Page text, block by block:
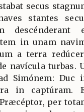
secus
stantes
descénderant
in unam
a terra
navícula turbas.
Simónem: Duc
in captúram.
per